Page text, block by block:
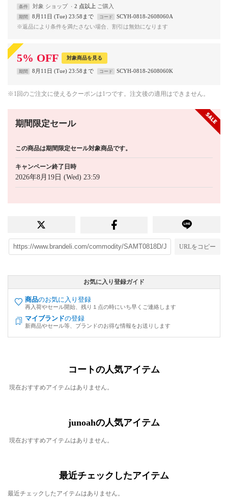
条件 対象 ショップ 2 点以上
期間 8月11日 (Tue) 23:58まで コード
SCYH-0818-2608060A
※返品により条件を満たさない場合、割引は無効になります
5% OFF 対象商品を見る
期間 8月11日 (Tue) 23:58まで コード SCYH-0818-2608060K
※1回のご注文に使えるクーポンは1つです。注文後の適用はできません。
期間限定セール
この商品は期間限定セール対象商品です。
キャンペーン終了日時
2026年8月19日 (Wed) 23:59
URLをコピー
お気に入り登録ガイド
商品のお気に入り登録
再入荷やセール開始、残り１点の時にいち早くご連絡します
マイブランドの登録
新商品やセール等、ブランドのお得な情報をお送りします
コートの人気アイテム
現在おすすめアイテムはありません。
junoahの人気アイテム
現在おすすめアイテムはありません。
最近チェックしたアイテム
最近チェックしたアイテムはありません。